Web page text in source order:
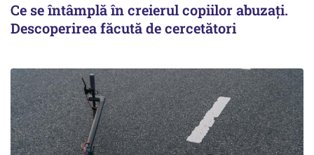
Ce se întâmplă în creierul copiilor abuzați.
Descoperirea făcută de cercetători